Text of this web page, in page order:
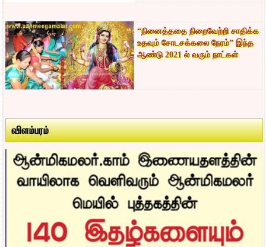
“நினைத்ததை நிறைவேற்றி சாதிக்க
உதவும் சோடசக்கலை நேரம்” இந்த
ஆண்டு 2021 ல் வரும் நாட்கள்
விளம்பரம்